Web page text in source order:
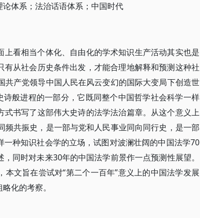
体系；法治话语体系；中国时代
看相当个体化、自由化的学术知识生产活动其实也是
从社会历史条件出发，才能合理地解释和预测这种社
产党领导中国人民在风云变幻的国际大变局下创造世
般进程的一部分，它既同整个中国哲学社会科学一样
书写了这部伟大史诗的法学法治篇章。从这个意义上
共振史，是一部与党和人民事业同向同行史，是一部
种知识社会学的立场，试图对波澜壮阔的中国法学70
同时对未来30年的中国法学前景作一点预测性展望。
文旨在尝试对“第二个一百年”意义上的中国法学发展
化的考察。